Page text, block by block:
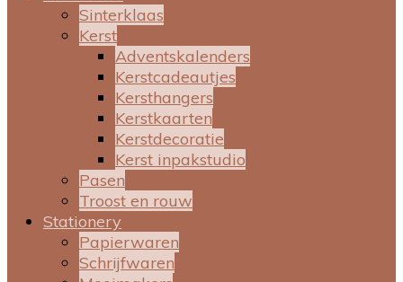
Sinterklaas
Kerst
Adventskalenders
Kerstcadeautjes
Kersthangers
Kerstkaarten
Kerstdecoratie
Kerst inpakstudio
Pasen
Troost en rouw
Stationery
Papierwaren
Schrijfwaren